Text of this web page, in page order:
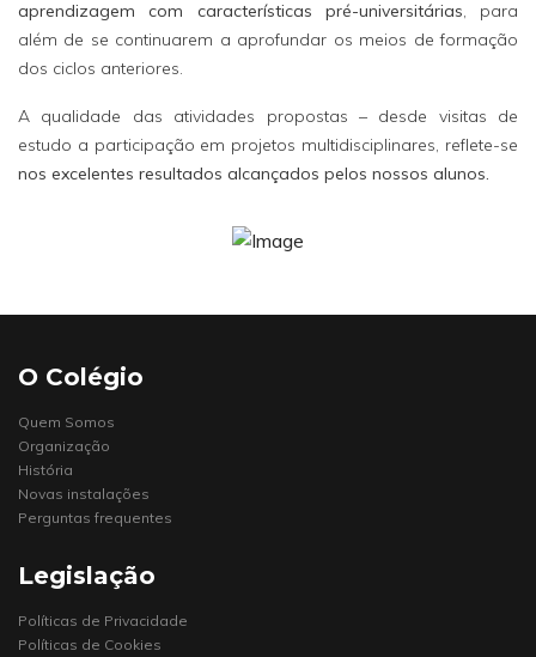
aprendizagem com características pré-universitárias, para
além de se continuarem a aprofundar os meios de formação
dos ciclos anteriores.
A qualidade das atividades propostas – desde visitas de
estudo a participação em projetos multidisciplinares, reflete-se
nos excelentes resultados alcançados pelos nossos alunos.
O Colégio
Quem Somos
Organização
História
Novas instalações
Perguntas frequentes
Legislação
Políticas de Privacidade
Políticas de Cookies